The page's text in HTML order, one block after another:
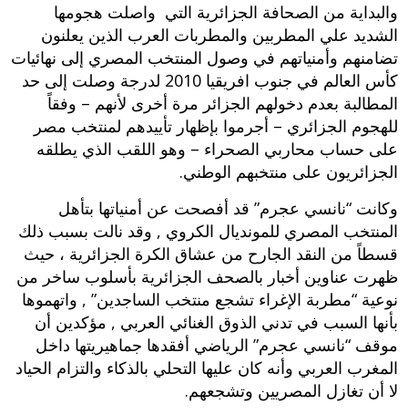
والبداية من الصحافة الجزائرية التي واصلت هجومها
الشديد علي المطربين والمطربات العرب الذين يعلنون
تضامنهم وأمنياتهم في وصول المنتخب المصري إلى نهائيات
كأس العالم في جنوب افريقيا 2010 لدرجة وصلت إلى حد
المطالبة بعدم دخولهم الجزائر مرة أخرى لأنهم – وفقاً
للهجوم الجزائري – أجرموا بإظهار تأييدهم لمنتخب مصر
على حساب محاربي الصحراء – وهو اللقب الذي يطلقه
الجزائريون على منتخبهم الوطني.
وكانت “نانسي عجرم” قد أفصحت عن أمنياتها بتأهل
المنتخب المصري للمونديال الكروي , وقد نالت بسبب ذلك
قسطاً من النقد الجارح من عشاق الكرة الجزائرية ، حيث
ظهرت عناوين أخبار بالصحف الجزائرية بأسلوب ساخر من
نوعية “مطربة الإغراء تشجع منتخب الساجدين” , واتهموها
بأنها السبب في تدني الذوق الغنائي العربي , مؤكدين أن
موقف “نانسي عجرم” الرياضي أفقدها جماهيريتها داخل
المغرب العربي وأنه كان عليها التحلي بالذكاء والتزام الحياد
لا أن تغازل المصريين وتشجعهم.